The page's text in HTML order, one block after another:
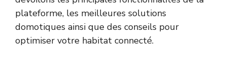
plateforme, les meilleures solutions
domotiques ainsi que des conseils pour
optimiser votre habitat connecté.